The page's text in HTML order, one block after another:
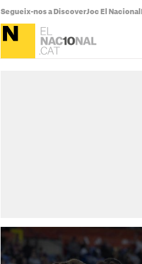
Segueix-nos a DiscoverJoc El Nacional